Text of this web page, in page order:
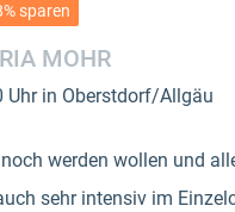
sparen
MOHR
Uhr in Oberstdorf/Allgäu
werden wollen und
sehr intensiv im